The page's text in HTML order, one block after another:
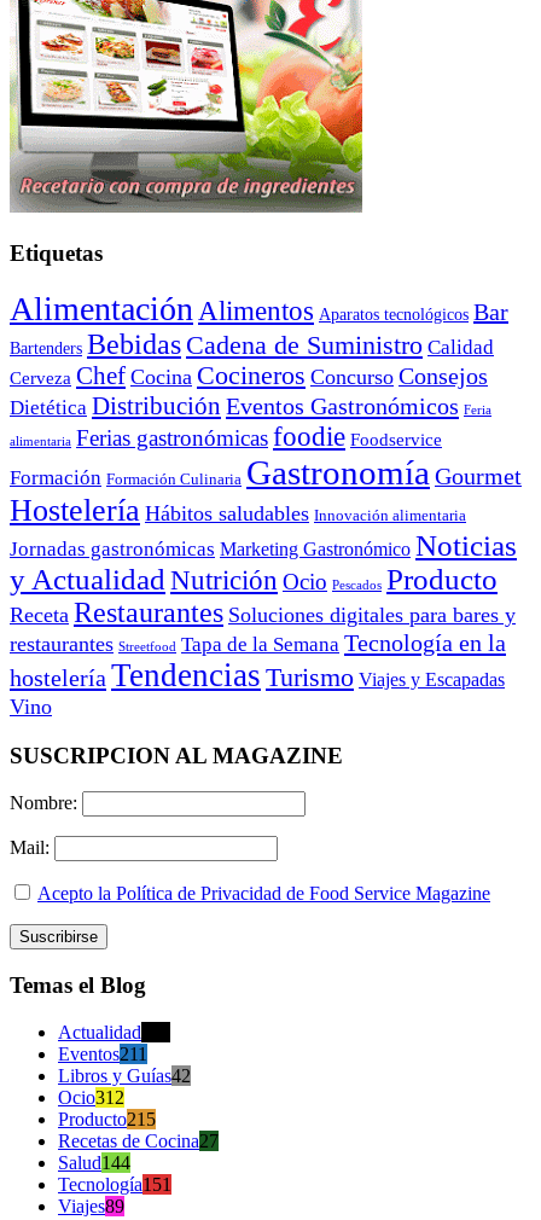
Etiquetas
Alimentación Alimentos Aparatos tecnológicos Bar
Bartenders Bebidas Cadena de Suministro Calidad
Cerveza Chef Cocina Cocineros Concurso Consejos
Dietética Distribución Eventos Gastronómicos Feria
alimentaria Ferias gastronómicasfoodie Foodservice
Formación Formación Culinaria Gastronomía Gourmet
Hostelería Hábitos saludables Innovación alimentaria
Jornadas gastronómicas Marketing Gastronómico Noticias
y Actualidad Nutrición Ocio Pescados Producto
Receta Restaurantes Soluciones digitales para bares y
restaurantes Streetfood Tapa de la Semana Tecnología en la
hostelería Tendencias Turismo Viajes y Escapadas
Vino
SUSCRIPCION AL MAGAZINE
Nombre:
Mail:
Acepto la Política de Privacidad de Food Service Magazine
Temas el Blog
Actualidad
Eventos211
Libros y Guías42
Ocio312
Producto215
Recetas de Cocina27
Salud144
Tecnología151
Viajes89